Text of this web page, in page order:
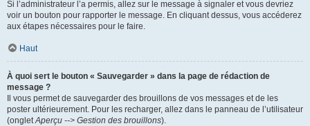
Si l’administrateur l’a permis, allez sur le message à signaler et vous devriez
voir un bouton pour rapporter le message. En cliquant dessus, vous accéderez
aux étapes nécessaires pour le faire.
Haut
À quoi sert le bouton « Sauvegarder » dans la page de rédaction de
message ?
Il vous permet de sauvegarder des brouillons de vos messages et de les
poster ultérieurement. Pour les recharger, allez dans le panneau de l’utilisateur
(ongletAperçu --> Gestion des brouillons).